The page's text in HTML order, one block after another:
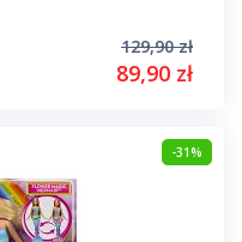
129,90 zł
89,90 zł
-31%